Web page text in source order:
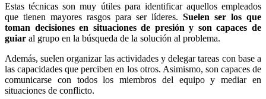
Estas técnicas son muy útiles para identificar aquellos empleados
que tienen mayores rasgos para ser líderes. Suelen ser los que
toman decisiones en situaciones de presión y son capaces de
guiar al grupo en la búsqueda de la solución al problema.
Además, suelen organizar las actividades y delegar tareas con base a
las capacidades que perciben en los otros. Asimismo, son capaces de
comunicarse con todos los miembros del equipo y mediar en
situaciones de conflicto.